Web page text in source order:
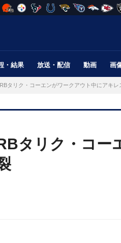
・結果 放送・配信 動画 画
タリク・コーエンがワークアウト中にアキレ
タリク・コー